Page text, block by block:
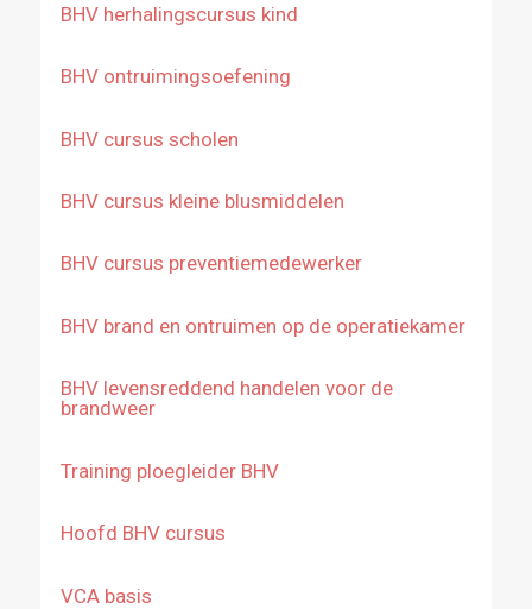
BHV herhalingscursus kind
BHV ontruimingsoefening
BHV cursus scholen
BHV cursus kleine blusmiddelen
BHV cursus preventiemedewerker
BHV brand en ontruimen op de operatiekamer
BHV levensreddend handelen voor de
brandweer
Training ploegleider BHV
Hoofd BHV cursus
VCA basis